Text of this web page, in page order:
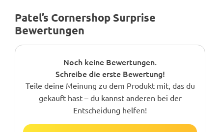
Patel’s Cornershop Surprise
Bewertungen
Noch keine Bewertungen.
Schreibe die erste Bewertung!
Teile deine Meinung zu dem Produkt mit, das du
gekauft hast – du kannst anderen bei der
Entscheidung helfen!